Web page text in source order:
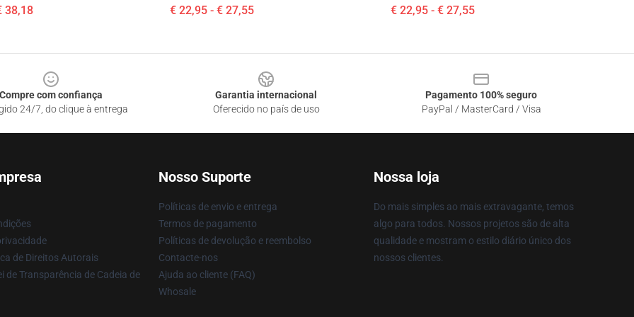
38,18 € 22,95 - € 27,55 € 22,95 - € 27,55
Compre com confiança
24/7, do clique à entrega
Garantia internacional
Oferecido no país de uso
Pagamento 100% seguro
PayPal / MasterCard / Visa
de Direitos Autorais
de Transparência de Cadeia de
Nosso Suporte
Políticas de envio e entrega
Termos de pagamento
Políticas de devolução e reembolso
Contacte-nos
Ajuda ao cliente (FAQ)
Whosale
Nossa loja
Do mais simples ao mais extravagante, temos
algo para todos. Nossos projetos são de alta
qualidade e mostram o estilo diário único dos
nossos clientes.